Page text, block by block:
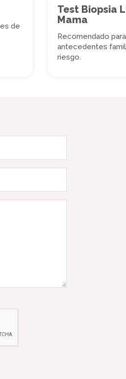
de
Test Biopsia
Mama
Recomendado
antecedentes
riesgo.